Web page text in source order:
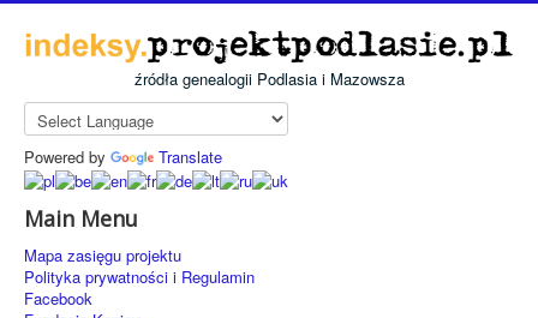
źródła genealogii Podlasia i Mazowsza
Powered by Translate
Main Menu
Mapa zasięgu projektu
Polityka prywatności i Regulamin
Facebook